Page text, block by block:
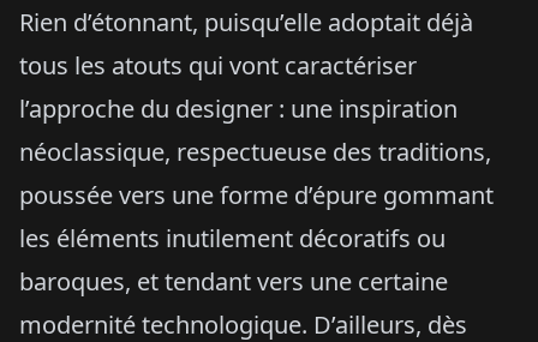
Rien d’étonnant, puisqu’elle adoptait déjà
tous les atouts qui vont caractériser
l’approche du designer : une inspiration
néoclassique, respectueuse des traditions,
poussée vers une forme d’épure gommant
les éléments inutilement décoratifs ou
baroques, et tendant vers une certaine
modernité technologique. D’ailleurs, dès